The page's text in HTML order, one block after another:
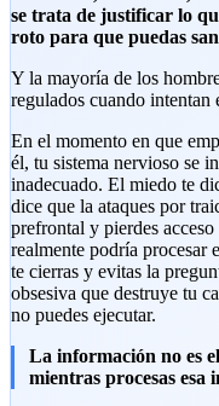
se trata de justificar lo
roto para que puedas
Y la mayoría de los
regulados cuando intentan
En el momento en que
él, tu sistema nervioso se
inadecuado. El miedo te
dice que la ataques por
prefrontal y pierdes
realmente podría procesar
te cierras y evitas la
obsesiva que destruye tu
no puedes ejecutar.
La información no es
mientras procesas esa